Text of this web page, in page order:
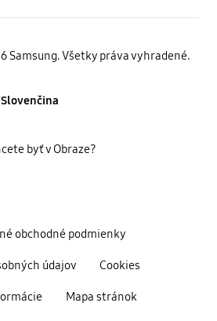
Samsung. Všetky práva vyhradené.
obchodné podmienky
údajov Cookies
Mapa stránok
byť v Obraze?